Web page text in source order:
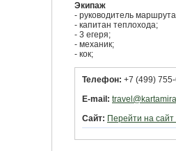
Экипаж
- руководитель
- капитан теплохода;
- 3 егеря;
- механик;
- кок;
Телефон: +7 (499)
E-mail:
Сайт: Перейти на сайт